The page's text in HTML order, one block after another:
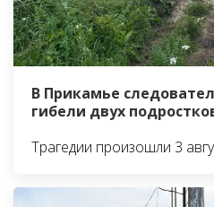
В Прикамье
гибели двух
Трагедии произошли 3